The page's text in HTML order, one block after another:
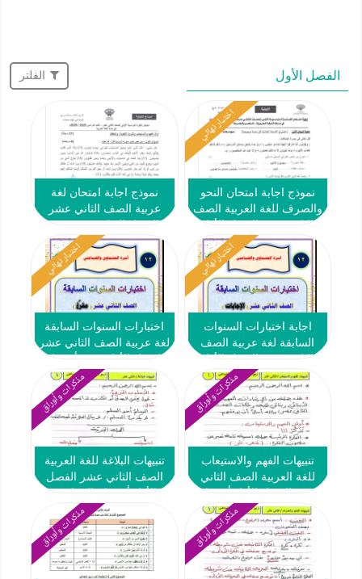
الفصل الأول الفلتر
اختبار نهائي
نموذج اجابة امتحان النحو
والصرف للغة العربية الصف
2025-2026 #التعليم الديني
نموذج اجابة امتحان لغة
عربية الصف الثاني عشر
اختبار نهائي
اجابة اختبارات السنوات
السابقة لغة عربية الصف
2026 أ عصام الضباعني
اختبار نهائي
اختبارات السنوات السابقة
لغة عربية الصف الثاني عشر
الضباعني
مذكرات وأوراق
تنبيهات الفهم والاستيعاب
للغة العربية الصف الثاني
الضباعني
مذكرات وأوراق
تنبيهات البلاغة للغة العربية
الصف الثاني عشر الفصل
مذكرات وأوراق مذكرات وأوراق